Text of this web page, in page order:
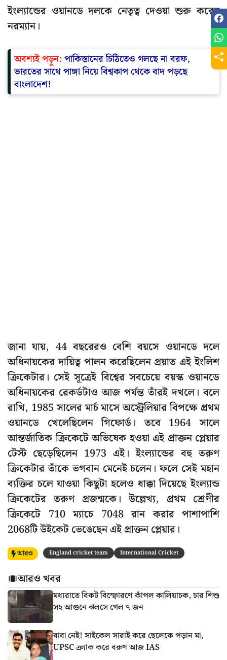
ইংল্যান্ডের ওয়ানডে দলকে নেতৃত্ব দেওয়া শুরু করেন
নরম্যান।
অবশ্যই পড়ুন: পাকিস্তানের চিঠিতেও গলছে না বরফ,
ভারতের সাথে পাঙ্গা নিয়ে বিশ্বকাপ থেকে বাদ পড়ছে
বাংলাদেশ!
জানা যায়, 44 বছরেরও বেশি বয়সে ওয়ানডে দলে
অধিনায়কের দায়িত্ব পালন করেছিলেন প্রয়াত এই ইংলিশ
ক্রিকেটার। সেই সূত্রেই বিশ্বের সবচেয়ে বয়স্ক ওয়ানডে
অধিনায়কের রেকর্ডটাও আজ পর্যন্ত তাঁরই দখলে। বলে
রাখি, 1985 সালের মার্চ মাসে অস্ট্রেলিয়ার বিপক্ষে প্রথম
ওয়ানডে খেলেছিলেন গিফোর্ড। তবে 1964 সালে
আন্তর্জাতিক ক্রিকেটে অভিষেক হওয়া এই প্রাক্তন প্লেয়ার
টেস্ট ছেড়েছিলেন 1973 এই। ইংল্যান্ডের বহু তরুণ
ক্রিকেটার তাঁকে ভগবান মেনেই চলেন। ফলে সেই মহান
ব্যক্তির চলে যাওয়া কিছুটা হলেও ধাক্কা দিয়েছে ইংল্যান্ড
ক্রিকেটের তরুণ প্রজন্মকে। উল্লেখ্য, প্রথম শ্রেণীর
ক্রিকেটে 710 ম্যাচে 7048 রান করার পাশাপাশি
2068টি উইকেট ভেঙেছেন এই প্রাক্তন প্লেয়ার।
আরও England cricket team International Cricket
আরও খবর
মধ্যরাতে বিকট বিস্ফোরণে কাঁপল কালিয়াচক, চার শিশু
সহ আগুনে ঝলসে গেল ৭ জন
বাবা নেই! সাইকেল সারাই করে ছেলেকে পড়ান মা,
UPSC ক্র্যাক করে বরুণ আজ IAS